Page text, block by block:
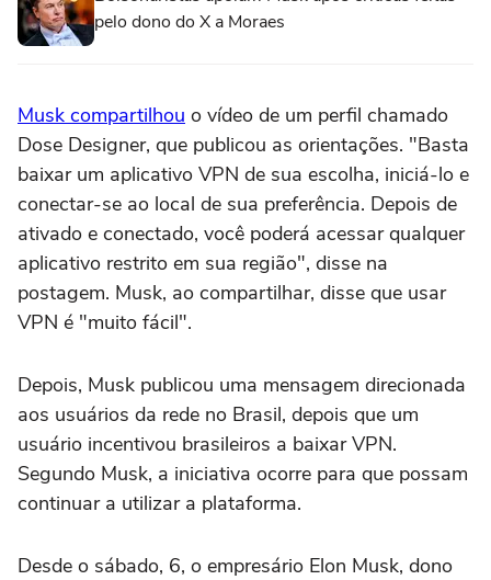
pelo dono do X a Moraes
Musk compartilhou o vídeo de um perfil chamado
Dose Designer, que publicou as orientações. "Basta
baixar um aplicativo VPN de sua escolha, iniciá-lo e
conectar-se ao local de sua preferência. Depois de
ativado e conectado, você poderá acessar qualquer
aplicativo restrito em sua região", disse na
postagem. Musk, ao compartilhar, disse que usar
VPN é "muito fácil".
Depois, Musk publicou uma mensagem direcionada
aos usuários da rede no Brasil, depois que um
usuário incentivou brasileiros a baixar VPN.
Segundo Musk, a iniciativa ocorre para que possam
continuar a utilizar a plataforma.
Desde o sábado, 6, o empresário Elon Musk, dono